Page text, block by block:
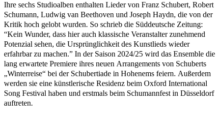
Ihre sechs Studioalben enthalten Lieder von Franz Schubert, Robert
Schumann, Ludwig van Beethoven und Joseph Haydn, die von der
Kritik hoch gelobt wurden. So schrieb die Süddeutsche Zeitung:
“Kein Wunder, dass hier auch klassische Veranstalter zunehmend
Potenzial sehen, die Ursprünglichkeit des Kunstlieds wieder
erfahrbar zu machen.” In der Saison 2024/25 wird das Ensemble die
lang erwartete Premiere ihres neuen Arrangements von Schuberts
„Winterreise“ bei der Schubertiade in Hohenems feiern. Außerdem
werden sie eine künstlerische Residenz beim Oxford International
Song Festival haben und erstmals beim Schumannfest in Düsseldorf
auftreten.